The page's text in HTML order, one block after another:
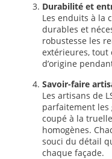
Durabilité et
Les enduits à la
durables et
robustesse les
extérieures, tout
d’origine
Savoir-faire
Les artisans de
parfaitement les
coupé à la
homogènes.
souci du détail
chaque façade.